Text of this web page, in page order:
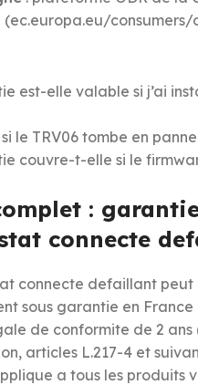
(ec.europa.eu/consumers/
est-elle valable si j’ai
le TRV06 tombe en
couvre-t-elle si le
:
connecte
connecte defaillant peut
sous garantie en
de conformite de 2 ans
articles L.217-4 et
a tous les produits